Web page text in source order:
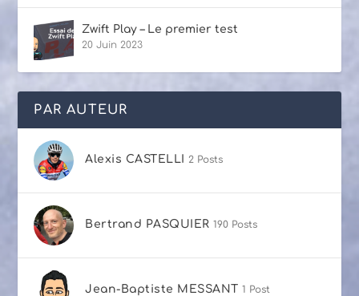
Zwift Play – Le premier test
20 Juin 2023
PAR AUTEUR
Alexis CASTELLI 2 Posts
Bertrand PASQUIER 190 Posts
Jean-Baptiste MESSANT 1 Post